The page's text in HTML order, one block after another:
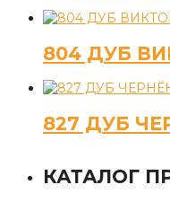
804 ДУБ
827 ДУБ
КАТАЛОГ